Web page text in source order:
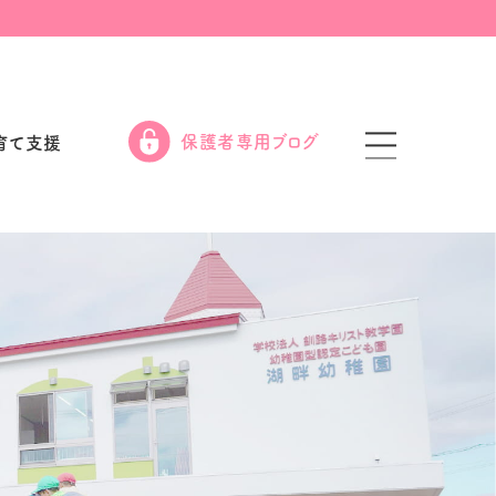
て支援 保護者専用ブログ